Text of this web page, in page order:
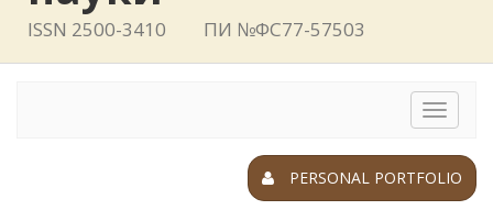
ISSN 2500-3410 ПИ №ФС77-57503
Toggle
PERSONAL PORTFOLIO